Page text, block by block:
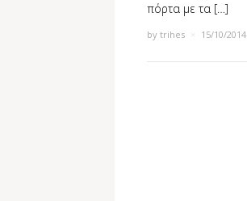
πόρτα με τα […]
by trihes 15/10/2014